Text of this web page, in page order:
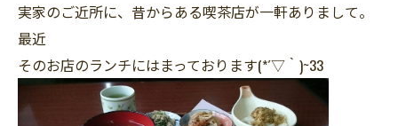
実家のご近所に、昔からある喫茶店が一軒ありまして。
最近
そのお店のランチにはまっております(*´▽｀)~33